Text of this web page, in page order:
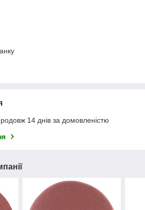
14 днів за домовленістю